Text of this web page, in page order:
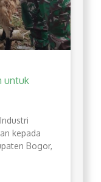
untuk
kepada
Bogor,